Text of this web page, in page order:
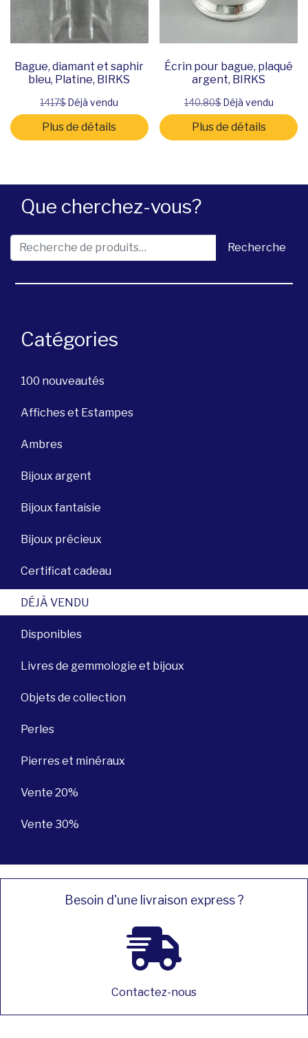
Que cherchez-vous?
Recherche pour : Recherche
Catégories
100 nouveautés
Affiches et Estampes
Ambres
Bijoux argent
Bijoux fantaisie
Bijoux précieux
Certificat cadeau
DÉJÀ VENDU
Disponibles
Livres de gemmologie et bijoux
Objets de collection
Perles
Pierres et minéraux
Vente 20%
Vente 30%
Besoin d'une livraison express ?
Contactez-nous
Bague, diamant et saphir
bleu, Platine, BIRKS
1417$Déjà vendu
Plus de détails
Écrin pour bague, plaqué
argent, BIRKS
140.80$Déjà vendu
Plus de détails